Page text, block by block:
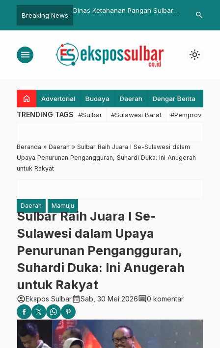
Breaking News
Kota Penting
Dinas Ketahanan Pangan Sulbar
Kendalikan Inflasi Lewat Rapat
Sekretariat
Akademik
Perikanan
search
menu light_mode
home Advertorial Budaya Daerah Dengar Berita
TRENDING TAGS #Sulbar #Sulawesi Barat #Pemprov
Beranda » Daerah » Sulbar Raih Juara I Se-Sulawesi dalam
Upaya Penurunan Pengangguran, Suhardi Duka: Ini Anugerah
untuk Rakyat
Daerah Mamuju
Sulbar Raih Juara I Se-
Sulawesi dalam Upaya
Penurunan Pengangguran,
Suhardi Duka: Ini Anugerah
untuk Rakyat
account_circleEkspos Sulbarcalendar_monthSab, 30 Mei 2026comment0 komentar